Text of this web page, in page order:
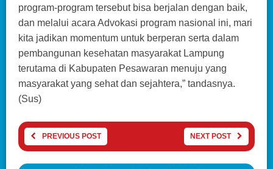
program-program tersebut bisa berjalan dengan baik,
dan melalui acara Advokasi program nasional ini, mari
kita jadikan momentum untuk berperan serta dalam
pembangunan kesehatan masyarakat Lampung
terutama di Kabupaten Pesawaran menuju yang
masyarakat yang sehat dan sejahtera,” tandasnya.
(Sus)
PREVIOUS POST NEXT POST